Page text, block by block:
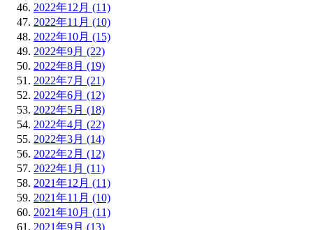
2022年12月 (11)
2022年11月 (10)
2022年10月 (15)
2022年9月 (22)
2022年8月 (19)
2022年7月 (21)
2022年6月 (12)
2022年5月 (18)
2022年4月 (22)
2022年3月 (14)
2022年2月 (12)
2022年1月 (11)
2021年12月 (11)
2021年11月 (10)
2021年10月 (11)
2021年9月 (13)